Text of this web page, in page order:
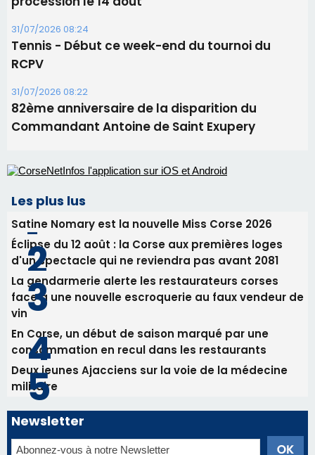
Les plus lus
Satine Nomary est la nouvelle Miss Corse 2026
Éclipse du 12 août : la Corse aux premières loges
d'un spectacle qui ne reviendra pas avant 2081
face à une nouvelle escroquerie au faux vendeur de
En Corse, un début de saison marqué par une
consommation en recul dans les restaurants
Deux jeunes Ajacciens sur la voie de la médecine
militaire
Newsletter
Inscrivez-vous à la newsletter de CNI et recevez par
email les infos les plus importantes et une sélection de
nos meilleurs articles